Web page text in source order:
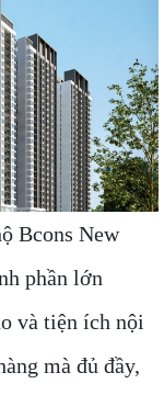
Bcons New
phần lớn
và tiện ích nội
mà đủ đầy,